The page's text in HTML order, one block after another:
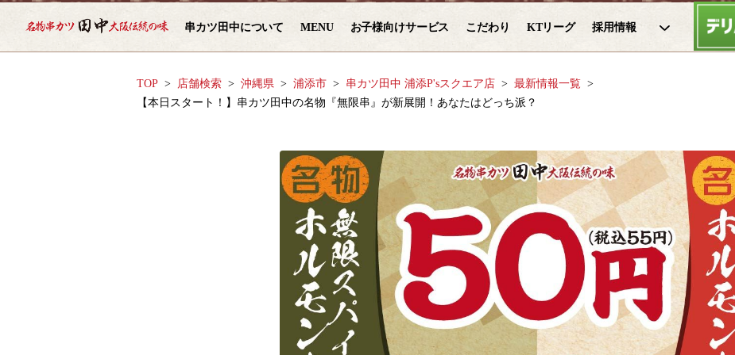
串カツ田中について MENU お子様向けサービス こだわり KTリーグ 採用情報
TOP 店舗検索 沖縄県 浦添市 串カツ田中 浦添P'sスクエア店
最新情報一覧
【本日スタート！】串カツ田中の名物『無限串』が新展開！あなたはどっち派？